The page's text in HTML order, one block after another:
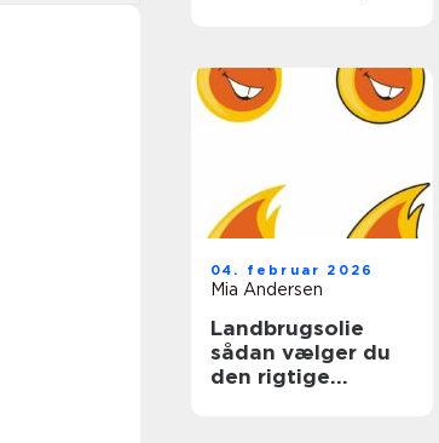
04. februar 2026
Mia Andersen
Landbrugsolie
sådan vælger du
den rigtige